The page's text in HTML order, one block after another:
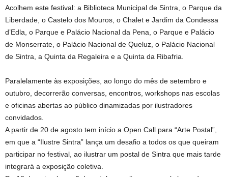
Acolhem este festival: a Biblioteca Municipal de Sintra, o Parque da
Liberdade, o Castelo dos Mouros, o Chalet e Jardim da Condessa
d’Edla, o Parque e Palácio Nacional da Pena, o Parque e Palácio
de Monserrate, o Palácio Nacional de Queluz, o Palácio Nacional
de Sintra, a Quinta da Regaleira e a Quinta da Ribafria.
Paralelamente às exposições, ao longo do mês de setembro e
outubro, decorrerão conversas, encontros, workshops nas escolas
e oficinas abertas ao público dinamizadas por ilustradores
convidados.
A partir de 20 de agosto tem início a Open Call para “Arte Postal”,
em que a “Ilustre Sintra” lança um desafio a todos os que queiram
participar no festival, ao ilustrar um postal de Sintra que mais tarde
integrará a exposição coletiva.